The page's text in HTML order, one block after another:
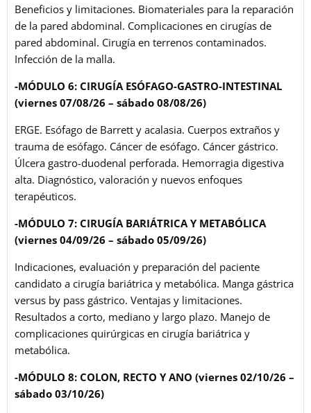
Beneficios y limitaciones. Biomateriales para la reparación
de la pared abdominal. Complicaciones en cirugías de
pared abdominal. Cirugía en terrenos contaminados.
Infección de la malla.
-MÓDULO 6: CIRUGÍA ESÓFAGO-GASTRO-INTESTINAL
(viernes 07/08/26 – sábado 08/08/26)
ERGE. Esófago de Barrett y acalasia. Cuerpos extraños y
trauma de esófago. Cáncer de esófago. Cáncer gástrico.
Úlcera gastro-duodenal perforada. Hemorragia digestiva
alta. Diagnóstico, valoración y nuevos enfoques
terapéuticos.
-MÓDULO 7: CIRUGÍA BARIÁTRICA Y METABÓLICA
(viernes 04/09/26 – sábado 05/09/26)
Indicaciones, evaluación y preparación del paciente
candidato a cirugía bariátrica y metabólica. Manga gástrica
versus by pass gástrico. Ventajas y limitaciones.
Resultados a corto, mediano y largo plazo. Manejo de
complicaciones quirúrgicas en cirugía bariátrica y
metabólica.
-MÓDULO 8: COLON, RECTO Y ANO (viernes 02/10/26 –
sábado 03/10/26)